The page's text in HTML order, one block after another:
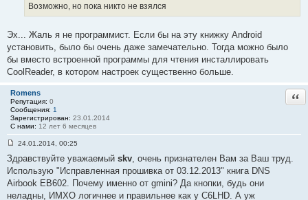
5
Возможно, но пока никто не взялся
Эх... Жаль я не программист. Если бы на эту книжку Android
установить, было бы очень даже замечательно. Тогда можно было
бы вместо встроенной программы для чтения инсталлировать
CoolReader, в котором настроек существенно больше.
Romens
Репутация: 0
Сообщения: 1
Зарегистрирован: 23.01.2014
С нами: 12 лет 6 месяцев
о
о
б
щ
24.01.2014, 00:25
Здравствуйте уважаемый skv , очень признателен Вам за Ваш труд.
Использую "Исправленная прошивка от 03.12.2013" книга DNS
Airbook EB602. Почему именно от gmini? Да кнопки, будь они
неладны, ИМХО логичнее и правильнее как у C6LHD. А уж